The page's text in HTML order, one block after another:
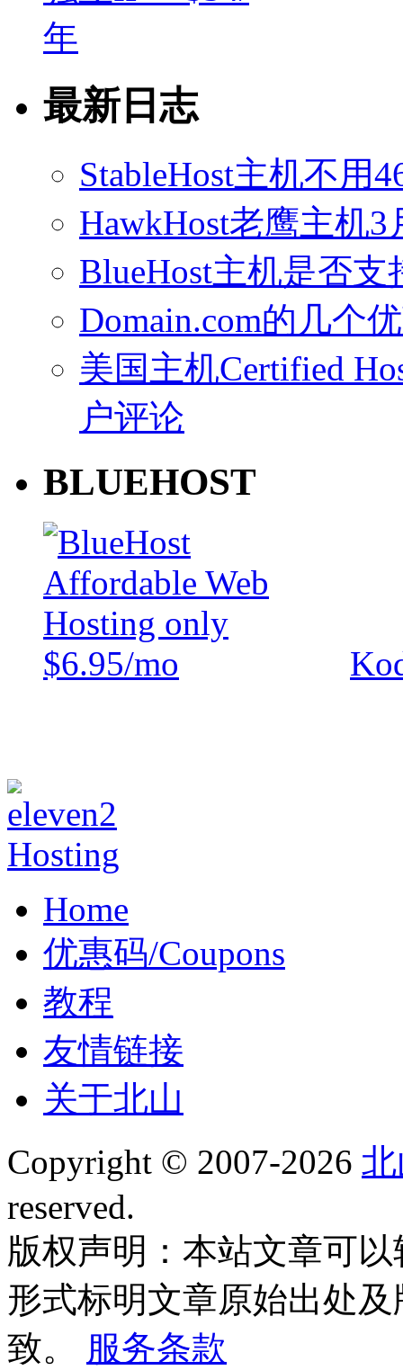
最新日志
StableHost主机不用
HawkHost老鹰主机
BlueHost主机是否
Domain.com的几个
美国主机Certified
户评论
BLUEHOST
Home
优惠码/Coupons
教程
友情链接
关于北山
Copyright © 2007-2026
reserved.
版权声明：本站文章可
形式标明文章原始出处
致。 服务条款